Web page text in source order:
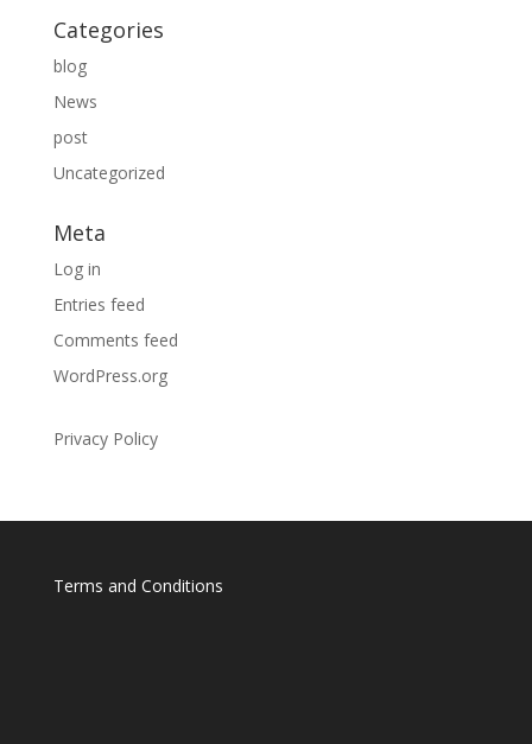
Categories
blog
News
post
Uncategorized
Meta
Log in
Entries feed
Comments feed
WordPress.org
Privacy Policy
Terms and Conditions